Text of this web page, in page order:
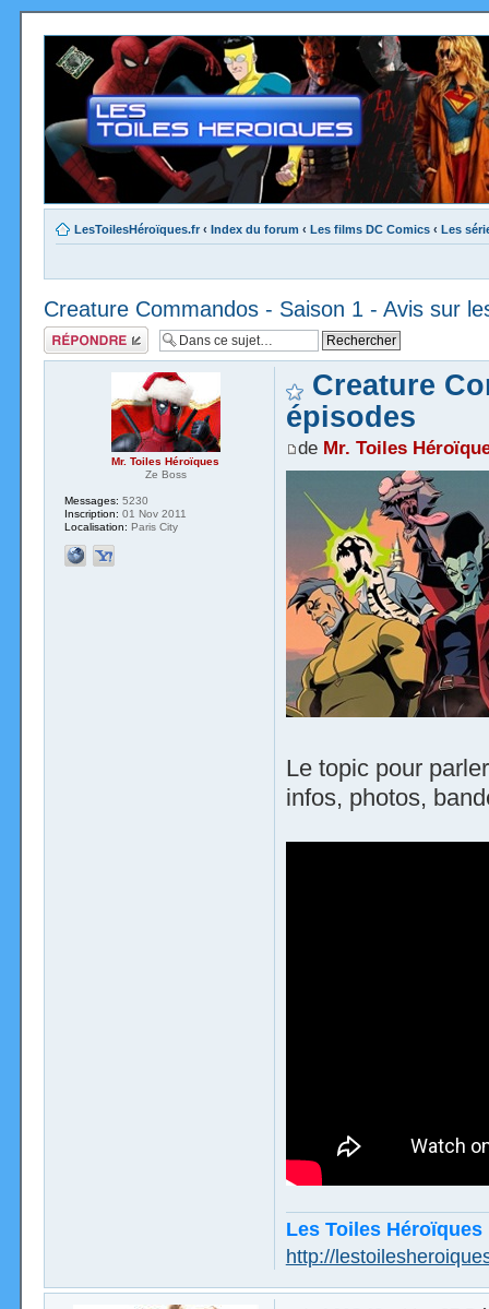
LesToilesHéroïques.fr ‹ Index du forum ‹ Les films DC Comics ‹ Les
Creature Commandos - Saison 1 - Avis sur
Répondre
Creature
épisodes
de Mr. Toiles
Le topic pour
infos, photos,
Les Toiles Héroïques
http://
Mr. Toiles Héroïques
Ze Boss
Messages: 5230
Inscription: 01 Nov 2011
Localisation: Paris City